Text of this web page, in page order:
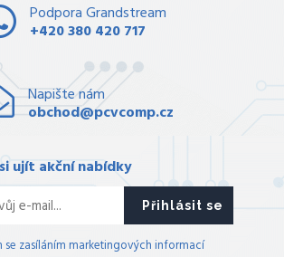
Podpora Grandstream
+420 380 420 717
Napište nám
obchod@pcvcomp.cz
ujít akční nabídky
Přihlásit se
se zasíláním marketingových informací